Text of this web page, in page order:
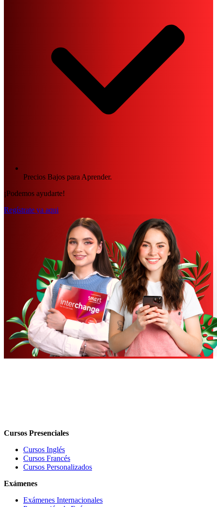
Precios Bajos para Aprender.
¡Podemos ayudarte!
Regístrate ya aqui
Cursos Presenciales
Cursos Inglés
Cursos Francés
Cursos Personalizados
Exámenes
Exámenes Internacionales